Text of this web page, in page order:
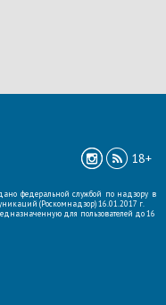
18+
федеральной службой по надзору в
(Роскомнадзор) 16.01.2017 г.
для пользователей до 16